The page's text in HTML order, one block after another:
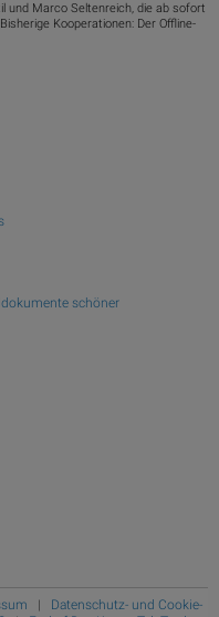
und Marco Seltenreich, die ab sofort
Kooperationen: Der Offline-
schöner
| Datenschutz- und Cookie-